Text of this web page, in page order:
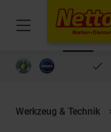
Menü
Werkzeug & Technik